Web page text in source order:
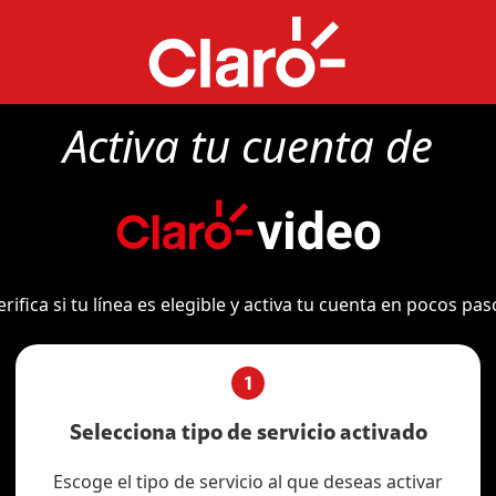
Activa tu cuenta de
si tu línea es elegible y activa tu cuenta en pocos
1
Selecciona tipo de servicio activado
Escoge el tipo de servicio al que deseas activar